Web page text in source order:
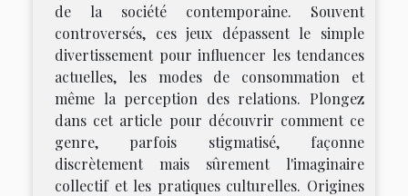
de la société contemporaine. Souvent
controversés, ces jeux dépassent le simple
divertissement pour influencer les tendances
actuelles, les modes de consommation et
même la perception des relations. Plongez
dans cet article pour découvrir comment ce
genre, parfois stigmatisé, façonne
discrètement mais sûrement l'imaginaire
collectif et les pratiques culturelles. Origines